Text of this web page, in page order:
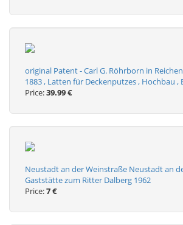
original Patent - Carl G. Röhrborn in
1883 , Latten für Deckenputzes , Hochbau ,
Price:39.99 €
Neustadt an der Weinstraße Neustadt an
Gaststätte zum Ritter Dalberg 1962
Price:7 €